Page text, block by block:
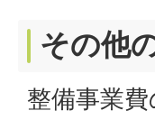
その他
整備事業